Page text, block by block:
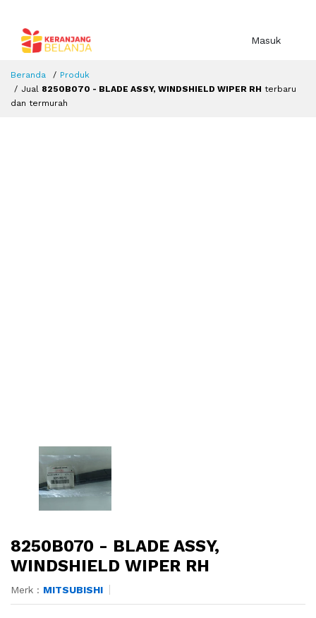
Masuk
Beranda
Produk
Jual 8250B070 - BLADE ASSY, WINDSHIELD WIPER RH terbaru
dan termurah
8250B070 - BLADE ASSY,
WINDSHIELD WIPER RH
Merk : MITSUBISHI